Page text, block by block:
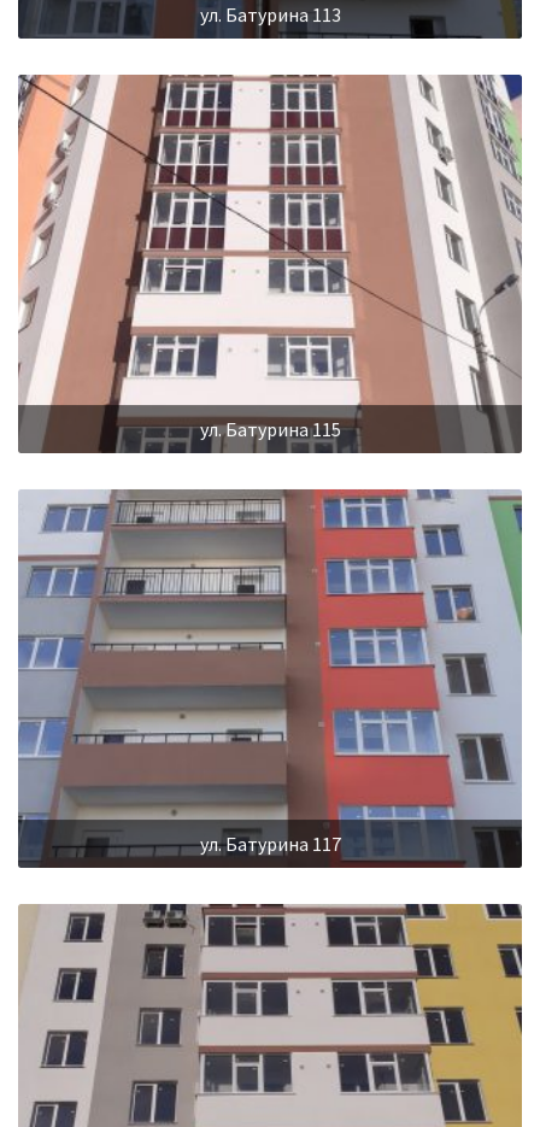
ул. Батурина 113
ул. Батурина 115
ул. Батурина 117